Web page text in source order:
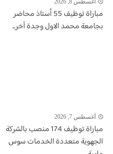
أغسطس 8, 2026
مباراة توظيف 55 أستاذ محاضر
بجامعة محمد الاول وجدة آخر...
أغسطس 7, 2026
مباراة توظيف 174 منصب بالشركة
الجهوية متعددة الخدمات سوس